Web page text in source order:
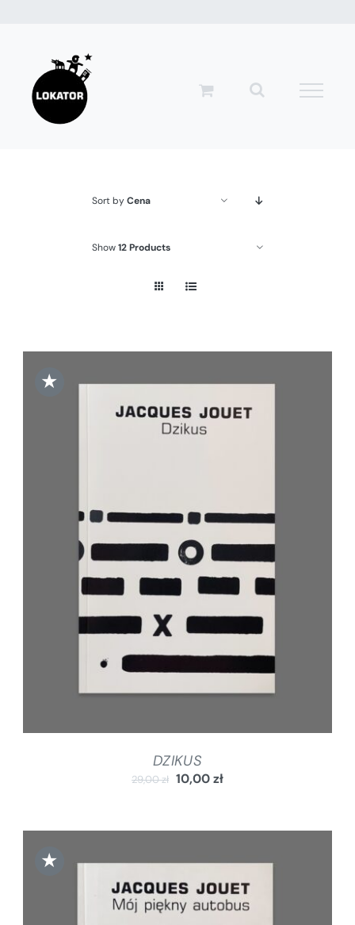
zawartości
Sort byCena
Show12 Products
★
DODAJ DO KOSZYKA / SZCZEGÓŁY
DZIKUS
29,00zł 10,00zł
★